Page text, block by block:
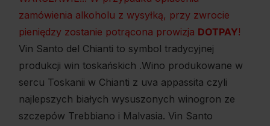
zamówienia alkoholu z wysyłką, przy zwrocie
pieniędzy zostanie potrącona prowizja DOTPAY!
Vin Santo del Chianti to symbol tradycyjnej
produkcji win toskańskich .Wino produkowane w
sercu Toskanii w Chianti z uva appassita czyli
najlepszych białych wysuszonych winogron ze
szczepów Trebbiano i Malvasia. Vin Santo